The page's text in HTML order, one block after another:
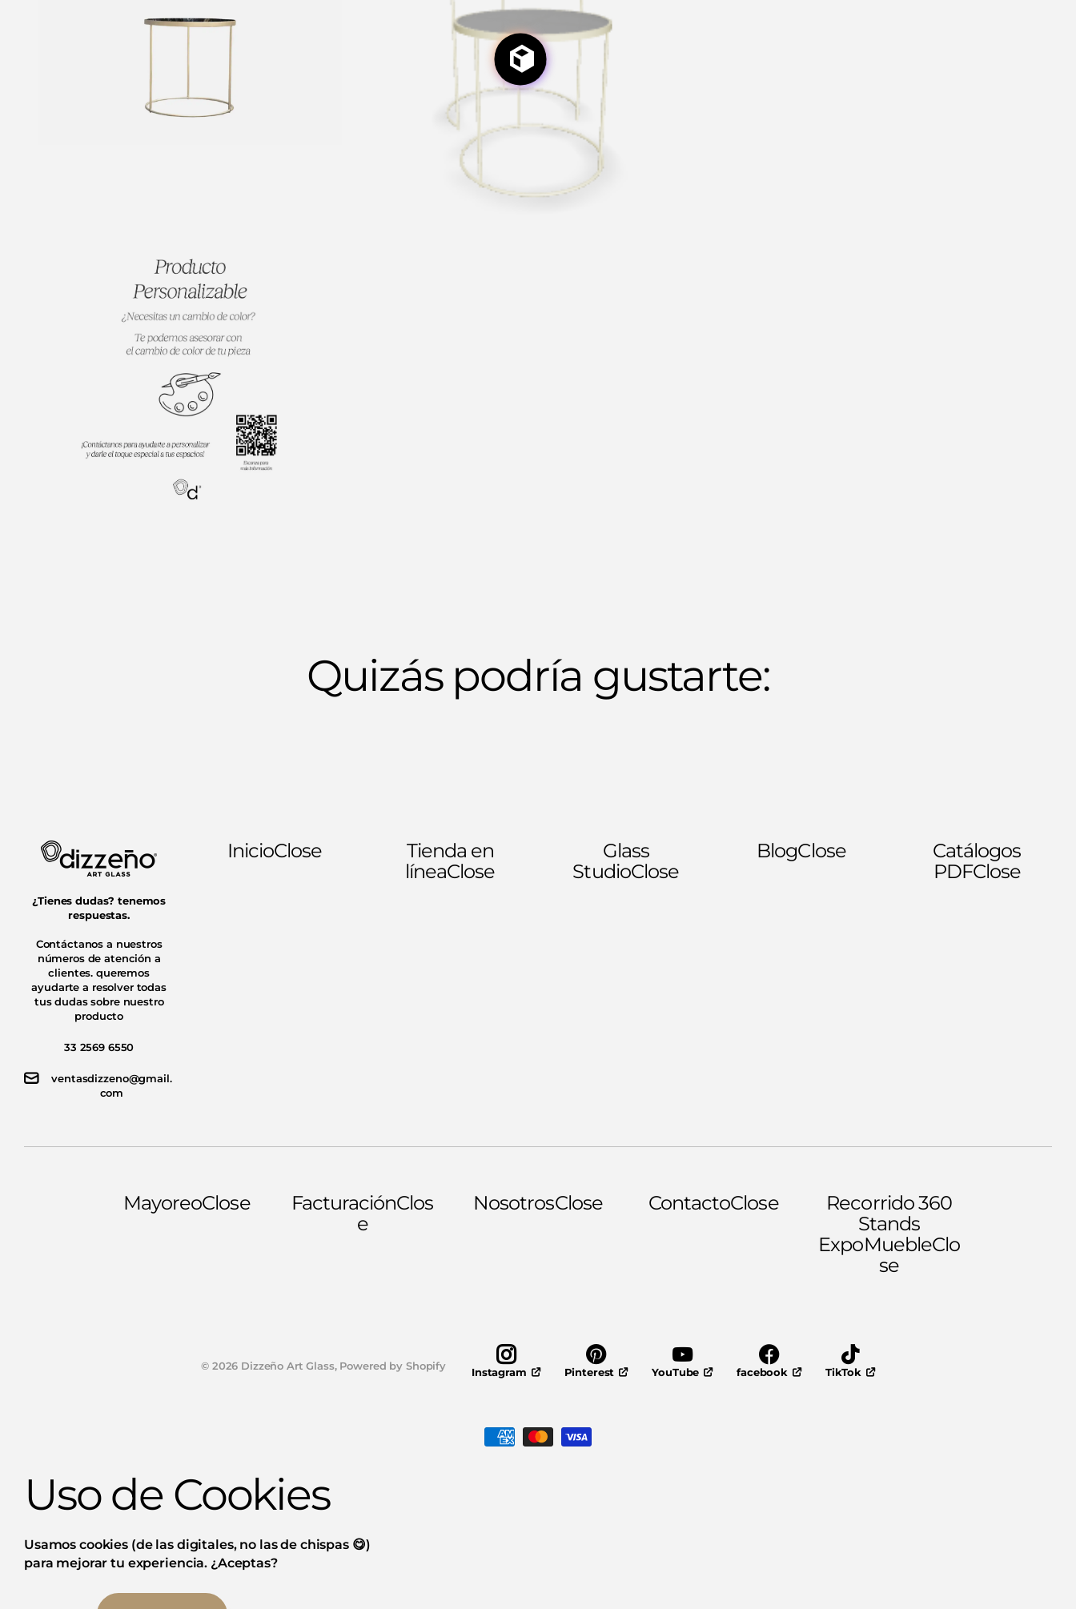
Quizás podría gustarte:
¿Tienes dudas? tenemos
respuestas.
Contáctanos a nuestros
números de atención a
clientes. queremos
ayudarte a resolver todas
tus dudas sobre nuestro
producto
33 2569 6550
ventasdizzeno@gmail.
com
InicioClose
Tienda en
líneaClose
Glass
StudioClose
BlogClose
Catálogos
PDFClose
MayoreoClose FacturaciónClos
e
NosotrosClose ContactoClose
Recorrido 360
Stands
ExpoMuebleClo
se
© 2026 Dizzeño Art Glass, Powered by Shopify Instagram Pinterest YouTube facebook TikTok
Uso de Cookies
Usamos cookies (de las digitales, no las de chispas 😋)
para mejorar tu experiencia. ¿Aceptas?